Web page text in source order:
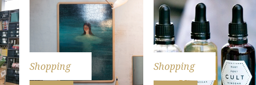
Shopping Shopping